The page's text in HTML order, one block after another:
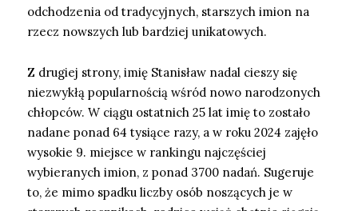
odchodzenia od tradycyjnych, starszych imion na
rzecz nowszych lub bardziej unikatowych.
Z drugiej strony, imię Stanisław nadal cieszy się
niezwykłą popularnością wśród nowo narodzonych
chłopców. W ciągu ostatnich 25 lat imię to zostało
nadane ponad 64 tysiące razy, a w roku 2024 zajęło
wysokie 9. miejsce w rankingu najczęściej
wybieranych imion, z ponad 3700 nadań. Sugeruje
to, że mimo spadku liczby osób noszących je w